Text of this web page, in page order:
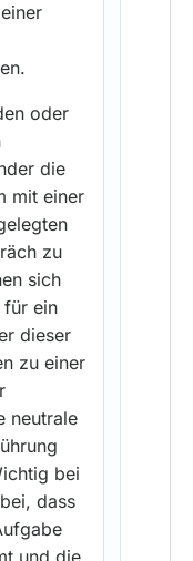
oder
die
mit einer
zu
sich
für ein
dieser
zu einer
neutrale
bei
dass